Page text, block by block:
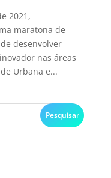
2021,
maratona de
desenvolver
nas áreas
Urbana e...